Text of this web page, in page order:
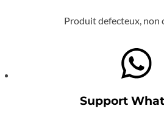
Produit defecteux, non
Support